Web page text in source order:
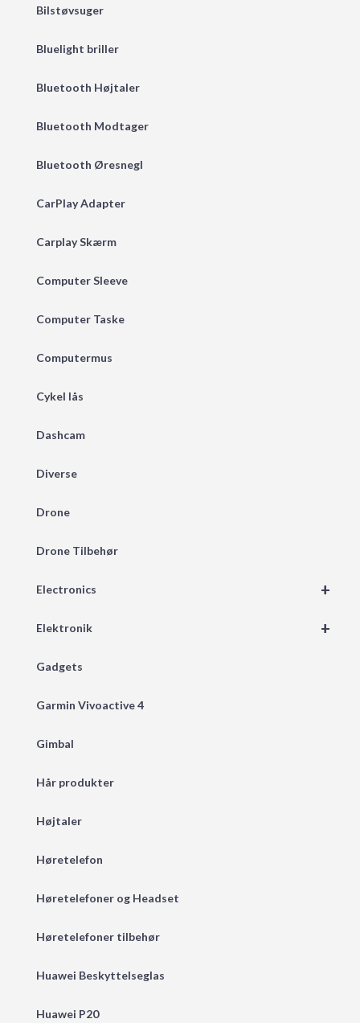
Bilstøvsuger
Bluelight briller
Bluetooth Højtaler
Bluetooth Modtager
Bluetooth Øresnegl
CarPlay Adapter
Carplay Skærm
Computer Sleeve
Computer Taske
Computermus
Cykel lås
Dashcam
Diverse
Drone
Drone Tilbehør
+
Electronics
+
Elektronik
Gadgets
Garmin Vivoactive 4
Gimbal
Hår produkter
Højtaler
Høretelefon
Høretelefoner og Headset
Høretelefoner tilbehør
Huawei Beskyttelseglas
Huawei P20